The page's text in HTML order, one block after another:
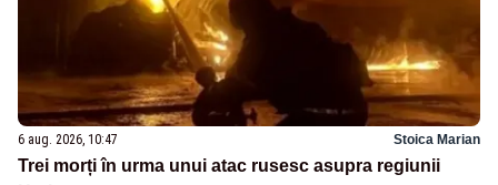
6 aug. 2026, 10:47 Stoica Marian
Trei morți în urma unui atac rusesc asupra regiunii